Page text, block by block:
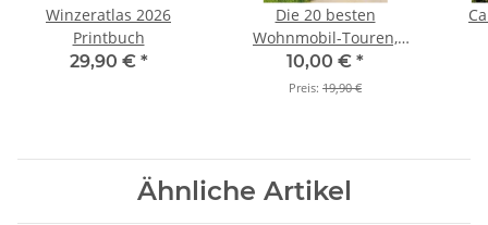
Winzeratlas 2026
Printbuch
29,90 € *
Die 20 besten
Wohnmobil-Touren,
Band 2
10,00 € *
Preis: 19,90 €
Ähnliche Artikel